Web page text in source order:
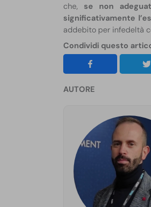
che, se non
significativamente
addebito per infedeltà
Condividi questo
AUTORE